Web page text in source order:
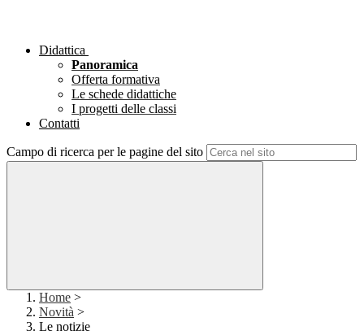
Didattica
Panoramica
Offerta formativa
Le schede didattiche
I progetti delle classi
Contatti
Campo di ricerca per le pagine del sito
Home >
Novità >
Le notizie